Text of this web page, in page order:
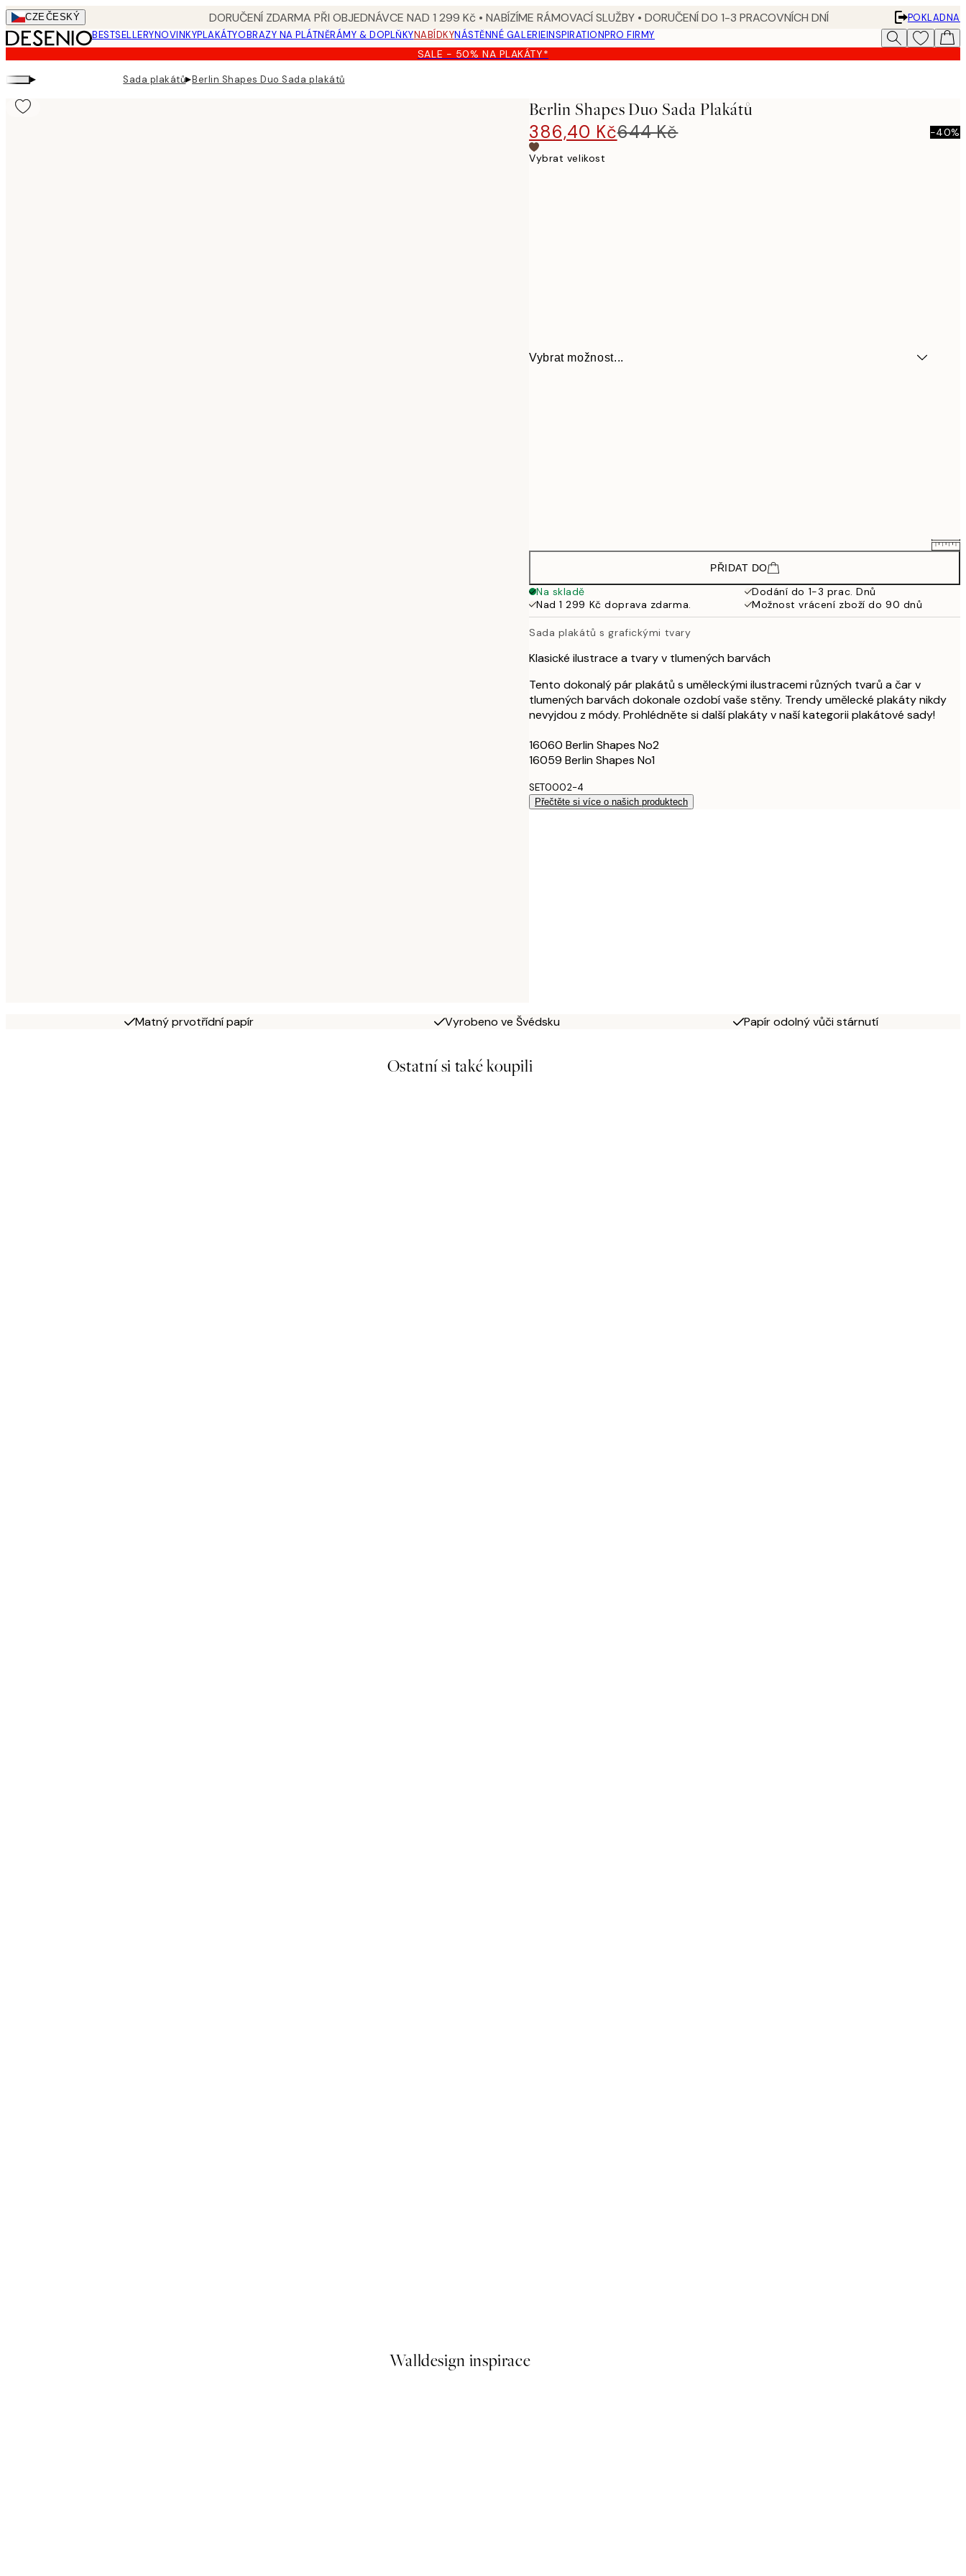
Skip
to
main
content.
CZEČESKÝ DORUČENÍ ZDARMA PŘI OBJEDNÁVCE NAD 1 299 Kč • NABÍZÍME RÁMOVACÍ SLUŽBY • DORUČENÍ DO 1-3 PRACOVNÍCH DNÍ
POKLADNA
BESTSELLERYNOVINKYPLAKÁTYOBRAZY NA PLÁTNĚRÁMY & DOPLŇKYNABÍDKYNÁSTĚNNÉ GALERIEINSPIRATIONPRO FIRMY
SALE - 50% NA PLAKÁTY*
▸ Sada plakátů▸Berlin Shapes Duo Sada plakátů
Berlin Shapes Duo Sada Plakátů
386,40 Kč644 Kč -40%
Vybrat velikost
Vybrat možnost...
644 Kč
30x40 cm 598,80 Kč
998 Kč
50x70 cm
1 850 Kč
70x100 cm 1 503,60 Kč
2 506 Kč
100x150 cm
PŘIDAT DO
Na skladě
Dodání do 1-3 prac. Dnů
Nad 1 299 Kč doprava zdarma.
Možnost vrácení zboží do 90 dnů
Sada plakátů s grafickými tvary
Klasické ilustrace a tvary v tlumených barvách
Tento dokonalý pár plakátů s uměleckými ilustracemi různých tvarů a čar v
tlumených barvách dokonale ozdobí vaše stěny. Trendy umělecké plakáty nikdy
nevyjdou z módy. Prohlédněte si další plakáty v naší kategorii plakátové sady!
16060 Berlin Shapes No2
16059 Berlin Shapes No1
SET0002-4
Přečtěte si více o našich produktech
Matný prvotřídní papír Vyrobeno ve Švédsku Papír odolný vůči stárnutí
Ostatní si také koupili
Walldesign inspirace